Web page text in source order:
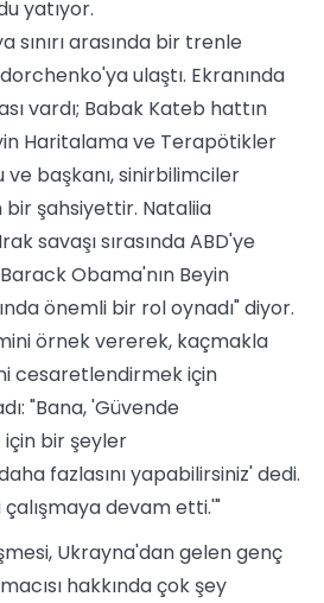
yatıyor.
sınırı arasında bir trenle
ulaştı. Ekranında
vardı; Babak Kateb hattın
Haritalama ve Terapötikler
başkanı, sinirbilimciler
bir şahsiyettir. Nataliia
savaşı sırasında ABD'ye
Obama'nın Beyin
önemli bir rol oynadı" diyor.
örnek vererek, kaçmakla
cesaretlendirmek için
"Bana, 'Güvende
için bir şeyler
fazlasını yapabilirsiniz' dedi.
devam etti.'"
Ukrayna'dan gelen genç
hakkında çok şey